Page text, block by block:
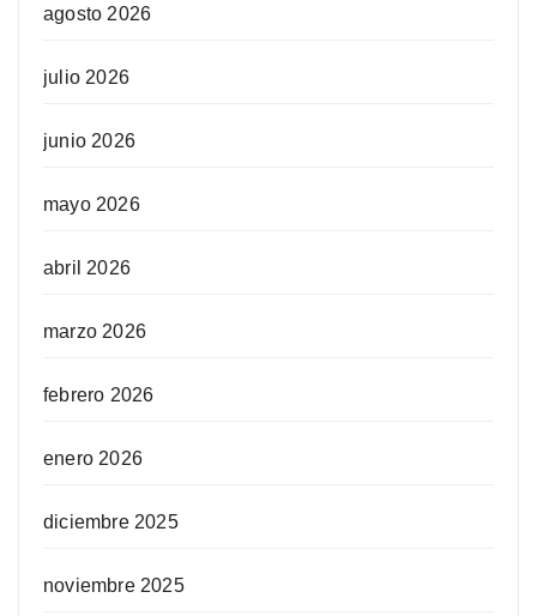
agosto 2026
julio 2026
junio 2026
mayo 2026
abril 2026
marzo 2026
febrero 2026
enero 2026
diciembre 2025
noviembre 2025